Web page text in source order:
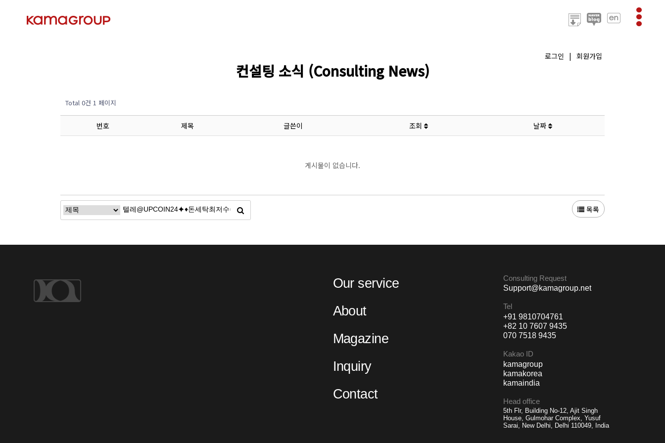
로그인 | 회원가입
컨설팅 소식 (Consulting News)
Total 0건 1 페이지
번호 제목 글쓴이 조회 날짜
게시물이 없습니다.
목록
Our service
About
Magazine
Inquiry
Contact
Consulting Request
Support@kamagroup.net
Tel
+91 9810704761
+82 10 7607 9435
070 7518 9435
Kakao ID
kamagroup
kamakorea
kamaindia
Head office
5th Flr, Building No-12, Ajit Singh
House, Gulmohar Complex, Yusuf
Sarai, New Delhi, Delhi 110049, India